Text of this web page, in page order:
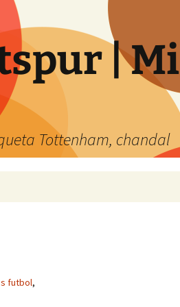
| Mi
Tottenham, chandal
futbol,